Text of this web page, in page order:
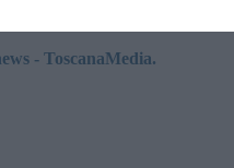
- ToscanaMedia.